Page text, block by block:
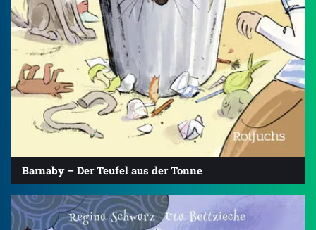
Barnaby – Der Teufel aus der Tonne